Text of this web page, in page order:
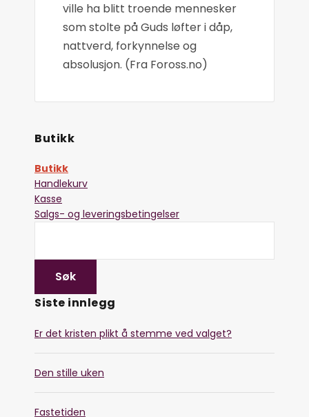
ville ha blitt troende mennesker
som stolte på Guds løfter i dåp,
nattverd, forkynnelse og
absolusjon. (Fra Foross.no)
Butikk
Butikk
Handlekurv
Kasse
Salgs- og leveringsbetingelser
Siste innlegg
Er det kristen plikt å stemme ved valget?
Den stille uken
Fastetiden